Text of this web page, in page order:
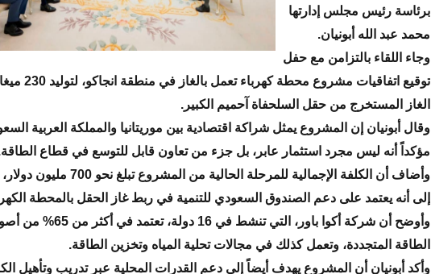
برئاسة رئيس مجلس إدارتها
محمد عبد الله أبونيان.
وجاء اللقاء بالتزامن مع حفل
توقيع اتفاقيات مشروع
الغاز المستخرج من حقل السلحفاة آحميم الكبير.
وقال أبونيان إن المشروع يمثل شراكة اقتصادية بين موريتانيا والمملكة العربية
مؤكداً أنه ليس مجرد استثمار عابر، بل جزء من تعاون قابل للتوسع في قطاع
وأضاف أن الكلفة الإجمالية للمرحلة الحالية من المشروع
إلى أنه يعتمد على دعم الصندوق السعودي للتنمية في ربط غاز الحقل بالمحطة
وأوضح أن شركة أكوا باور، التي تنشط في 16
الطاقة المتجددة، وتعمل كذلك في مجالات تحلية المياه وتخزين الطاقة.
وأكد أبونيان أن المشروع يهدف أيضاً إلى دعم القدرات المحلية عبر تدريب وتأهيل